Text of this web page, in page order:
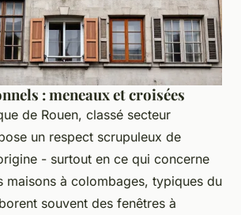
: meneaux et croisées
de Rouen, classé secteur
un respect scrupuleux de
- surtout en ce qui concerne
maisons à colombages, typiques du
souvent des fenêtres à